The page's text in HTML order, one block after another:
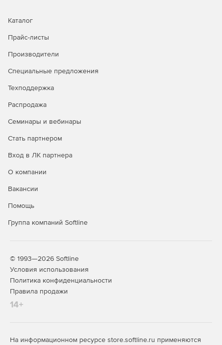
Каталог
Прайс-листы
Производители
Специальные предложения
Техподдержка
Распродажа
Семинары и вебинары
Стать партнером
Вход в ЛК партнера
О компании
Вакансии
Помощь
Группа компаний Softline
© 1993—2026 Softline
Условия использования
Политика конфиденциальности
Правила продажи
14+
На информационном ресурсе store.softline.ru применяются